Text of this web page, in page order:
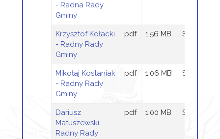
- Radna Rady
Gminy
Krzysztof Kołacki
- Radny Rady
Gminy
pdf 1.56 MB Sandra
Mikołaj Kostaniak
- Radny Rady
Gminy
pdf 1.06 MB Sandra
Dariusz
Matuszewski -
Radny Rady
pdf 1.00 MB Sandra